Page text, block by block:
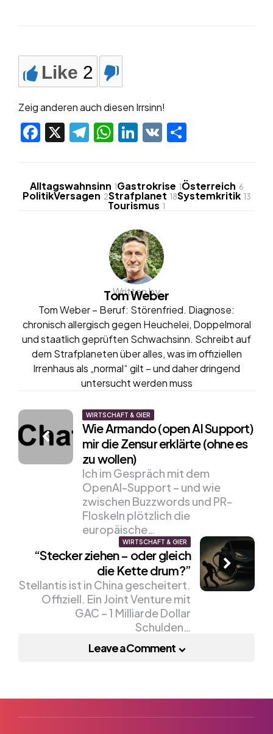
Like 2
Zeig anderen auch diesen Irrsinn!
Facebook
X Telegram
WhatsApp
LinkedIn
VK
Alltagswahnsinn 1Gastrokrise 1Österreich 6
PolitikVersagen 2Strafplanet 18Systemkritik 13
Tourismus 1
Written by
Tom Weber
Tom Weber – Beruf: Störenfried. Diagnose:
chronisch allergisch gegen Heuchelei, Doppelmoral
und staatlich geprüften Schwachsinn. Schreibt auf
dem Strafplaneten über alles, was im offiziellen
Irrenhaus als „normal“ gilt – und daher dringend
untersucht werden muss
Post
navigation
WIRTSCHAFT & GIER
Wie Armando (open AI Support)
mir die Zensur erklärte (ohne es
zu wollen)
Ich im Gespräch mit dem
OpenAI-Support – und wie
zwischen Buzzwords und PR-
Floskeln plötzlich die
europäische…
WIRTSCHAFT & GIER
“Stecker ziehen – oder gleich
die Kette drum?”
Stellantis ist in China gescheitert.
Offiziell. Ein Joint Venture mit
GAC – 1 Milliarde Dollar
Schulden…
Leave a Comment